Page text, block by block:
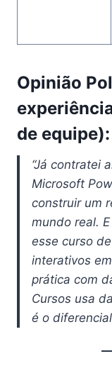
Opinião
de equipe):
“Já contratei
Microsoft
construir um
mundo real.
esse curso
interativos
prática com
Cursos usa
é o